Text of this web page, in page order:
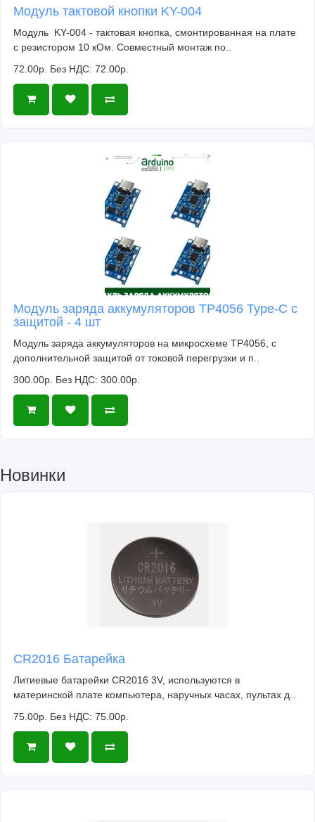
Модуль тактовой кнопки KY-004
Модуль KY-004 - тактовая кнопка, смонтированная на плате
с резистором 10 кОм. Совместный монтаж по..
72.00р. Без НДС: 72.00р.
Модуль заряда аккумуляторов TP4056 Type-C с
защитой - 4 шт
Модуль заряда аккумуляторов на микросхеме TP4056, с
дополнительной защитой от токовой перегрузки и п..
300.00р. Без НДС: 300.00р.
Новинки
CR2016 Батарейка
Литиевые батарейки CR2016 3V, используются в
материнской плате компьютера, наручных часах, пультах д..
75.00р. Без НДС: 75.00р.